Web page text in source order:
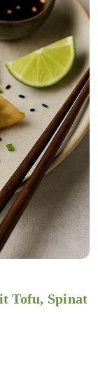
Tofu, Spinat